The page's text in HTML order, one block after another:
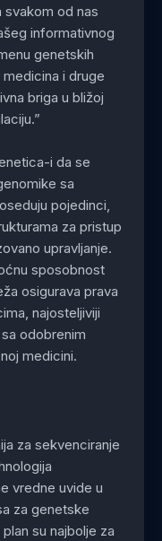
od nas
informativnog
genetskih
i druge
briga u bližoj
i da se
sa
pojedinci,
za pristup
upravljanje.
sposobnost
osigurava prava
najosteljiviji
odobrenim
medicini.
za sekvenciranje
vredne uvide u
za genetske
su najbolje za